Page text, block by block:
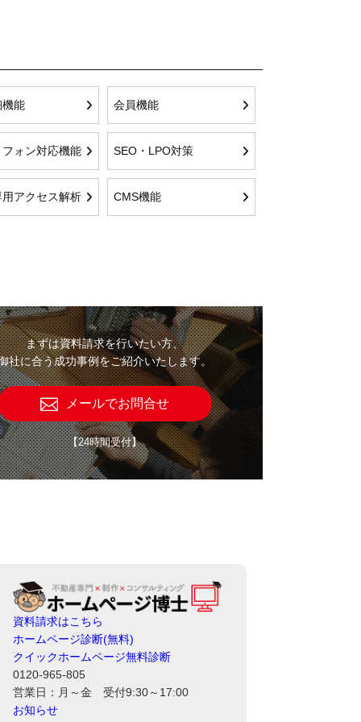
機能 会員機能
ォン対応機能 SEO・LPO対策
アクセス解析 CMS機能
まずは資料請求を行いたい方、
社に合う成功事例をご紹介いたします。
メールでお問合せ
【24時間受付】
資料請求はこちら
ホームページ診断(無料)
クイックホームページ無料診断
0120-965-805
営業日：月～金 受付9:30～17:00
お知らせ